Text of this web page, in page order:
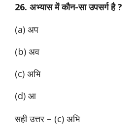
26. अभ्यास में कौन-सा उपसर्ग है ?
(a) अप
(b) अव
(c) अभि
(d) आ
सही उत्तर – (c) अभि